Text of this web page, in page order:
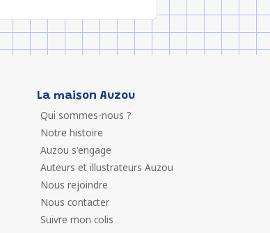
La maison Auzou
Qui sommes-nous ?
Notre histoire
Auzou s'engage
Auteurs et illustrateurs Auzou
Nous rejoindre
Nous contacter
Suivre mon colis